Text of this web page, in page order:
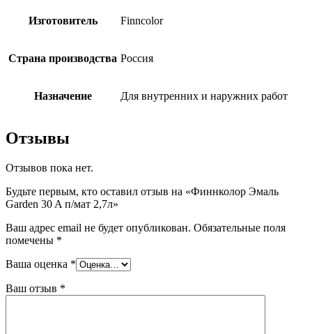
Изготовитель Finncolor
Страна производства Россия
Назначение Для внутренних и наружних работ
Отзывы
Отзывов пока нет.
Будьте первым, кто оставил отзыв на «Финнколор Эмаль
Garden 30 A п/мат 2,7л»
Ваш адрес email не будет опубликован. Обязательные поля
помечены *
Ваша оценка *
Ваш отзыв *